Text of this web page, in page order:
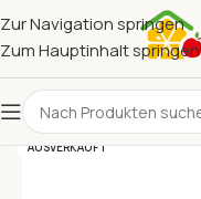
Zur Navigation springen
Zum Hauptinhalt springen
AUSVERKAUFT